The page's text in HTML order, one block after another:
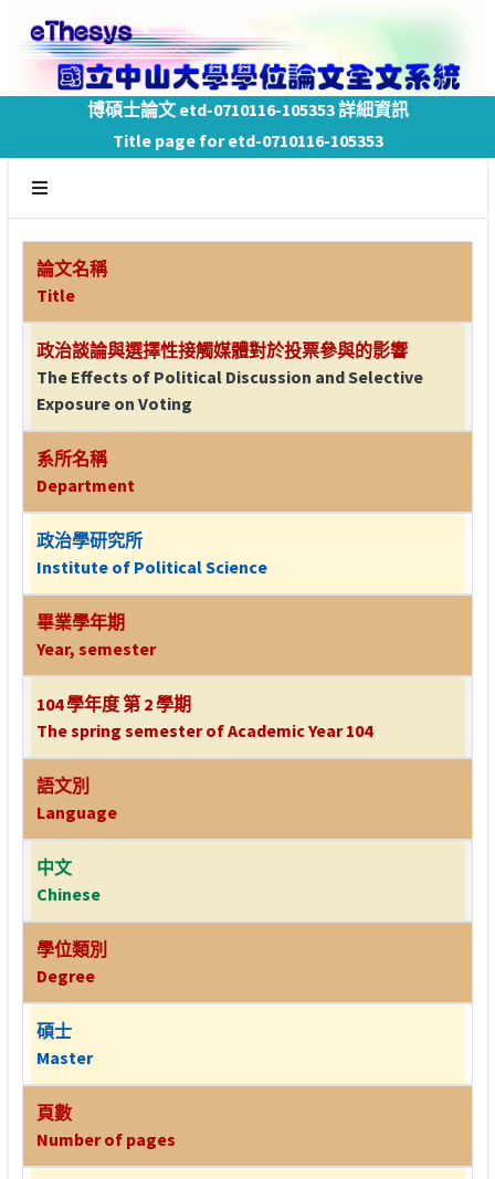
博碩士論文 etd-0710116-105353 詳細資訊
Title page for etd-0710116-105353
論文名稱
Title
政治談論與選擇性接觸媒體對於投票參與的影響
The Effects of Political Discussion and Selective
Exposure on Voting
系所名稱
Department
政治學研究所
Institute of Political Science
畢業學年期
Year, semester
104 學年度 第 2 學期
The spring semester of Academic Year 104
語文別
Language
中文
Chinese
學位類別
Degree
碩士
Master
頁數
Number of pages